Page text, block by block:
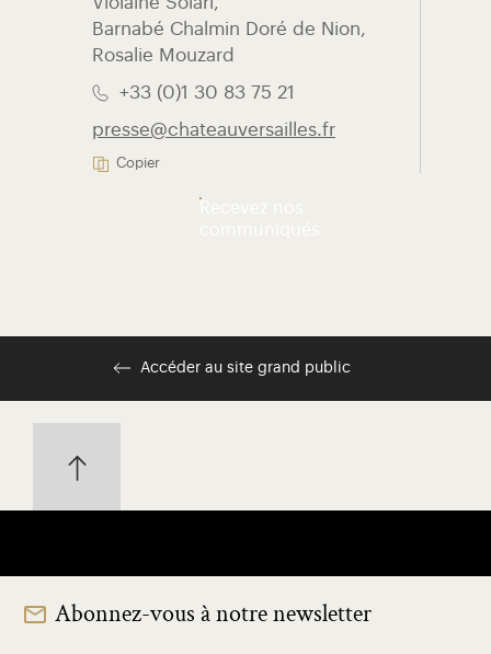
Barnabé Chalmin Doré de Nion,
Rosalie Mouzard
+33 (0)1 30 83 75 21
presse@chateauversailles.fr
Copier
Accéder au site grand public
Abonnez-vous à notre newsletter